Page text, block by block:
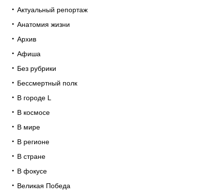
Актуальный репортаж
Анатомия жизни
Архив
Афиша
Без рубрики
Бессмертный полк
В городе L
В космосе
В мире
В регионе
В стране
В фокусе
Великая Победа